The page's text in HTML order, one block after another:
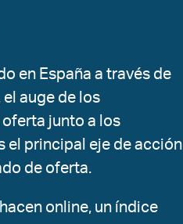
en España a través de
auge de los
junto a los
el principal eje de acción
de oferta.
online, un índice